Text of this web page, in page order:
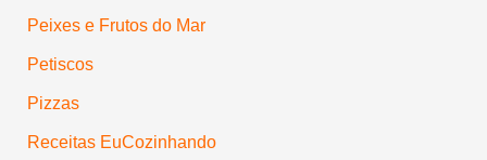
Peixes e Frutos do Mar
Petiscos
Pizzas
Receitas EuCozinhando